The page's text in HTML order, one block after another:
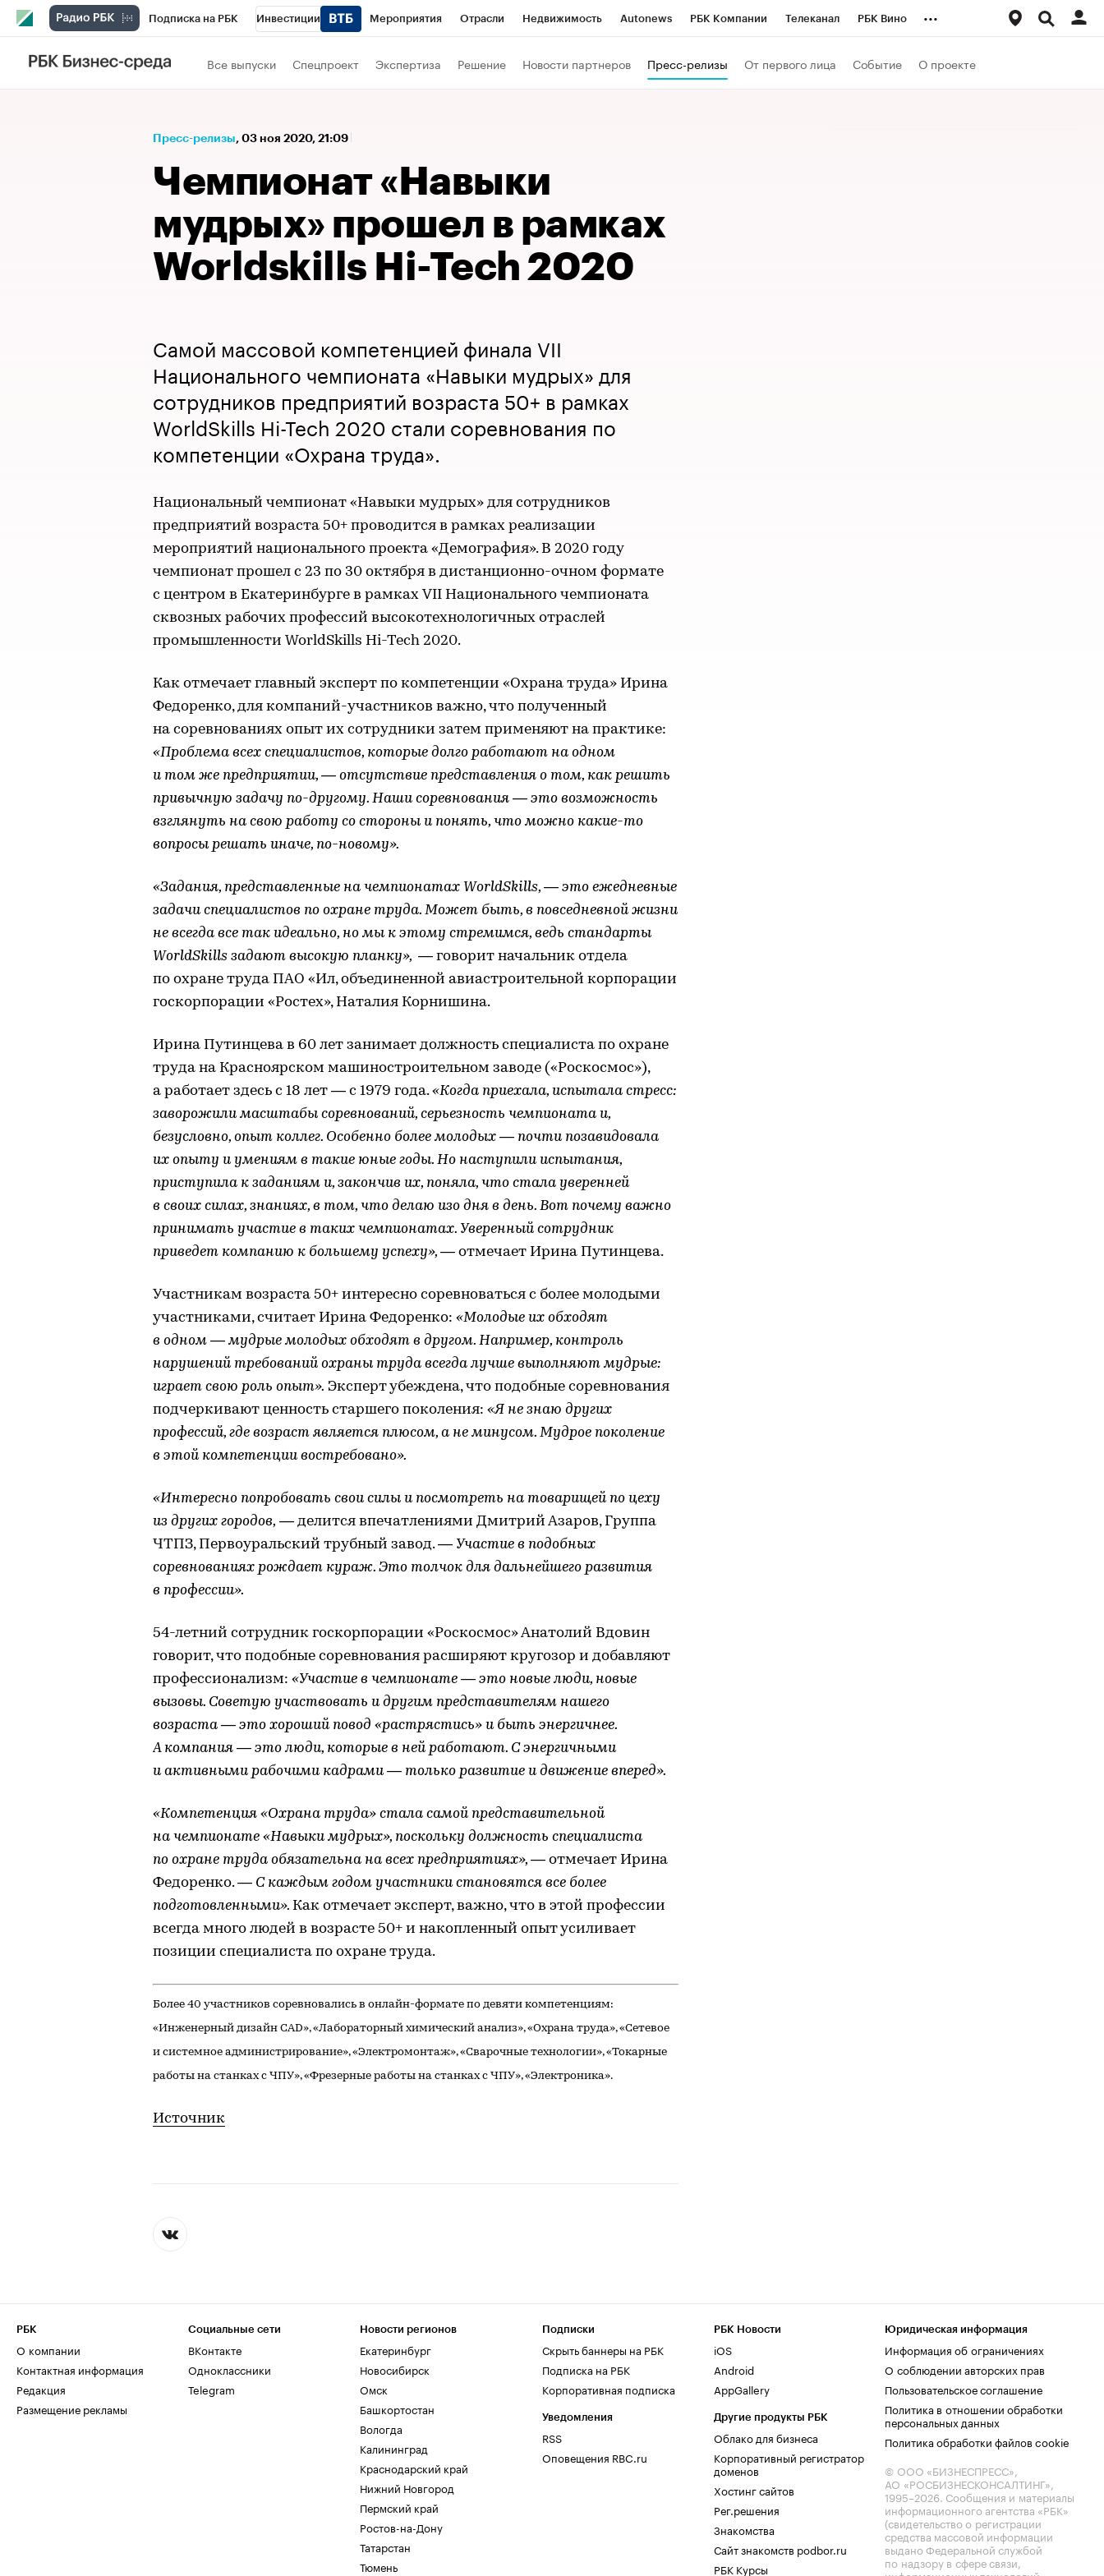
Подписка на РБК Инвестиции Мероприятия Отрасли Недвижимость Autonews РБК Компании Телеканал РБК Вино
Спорт
Технологии и медиа Рынок наличной валюты
...
Все выпуски Спецпроект Экспертиза Решение Новости партнеров Пресс-релизы От первого лица Событие О проекте
Пресс-релизы⁠, 03 ноя 2020, 21:09
Чемпионат «Навыки
мудрых» прошел в рамках
Worldskills Hi-Tech 2020
Самой массовой компетенцией финала VII
Национального чемпионата «Навыки мудрых» для
сотрудников предприятий возраста 50+ в рамках
WorldSkills Hi-Tech 2020 стали соревнования по
компетенции «Охрана труда».
Национальный чемпионат «Навыки мудрых» для сотрудников
предприятий возраста 50+ проводится в рамках реализации
мероприятий национального проекта «Демография». В 2020 году
чемпионат прошел с 23 по 30 октября в дистанционно-очном формате
с центром в Екатеринбурге в рамках VII Национального чемпионата
сквозных рабочих профессий высокотехнологичных отраслей
промышленности WorldSkills Hi-Tech 2020.
Как отмечает главный эксперт по компетенции «Охрана труда» Ирина
Федоренко, для компаний-участников важно, что полученный
на соревнованиях опыт их сотрудники затем применяют на практике:
«Проблема всех специалистов, которые долго работают на одном
и том же предприятии, — отсутствие представления о том, как решить
привычную задачу по-другому. Наши соревнования — это возможность
взглянуть на свою работу со стороны и понять, что можно какие-то
вопросы решать иначе, по-новому».
«Задания, представленные на чемпионатах WorldSkills, — это ежедневные
задачи специалистов по охране труда. Может быть, в повседневной жизни
не всегда все так идеально, но мы к этому стремимся, ведь стандарты
WorldSkills задают высокую планку», — говорит начальник отдела
по охране труда ПАО «Ил, объединенной авиастроительной корпорации
госкорпорации «Ростех», Наталия Корнишина.
Ирина Путинцева в 60 лет занимает должность специалиста по охране
труда на Красноярском машиностроительном заводе («Роскосмос»),
а работает здесь с 18 лет — с 1979 года.«Когда приехала, испытала стресс:
заворожили масштабы соревнований, серьезность чемпионата и,
безусловно, опыт коллег. Особенно более молодых — почти позавидовала
их опыту и умениям в такие юные годы. Но наступили испытания,
приступила к заданиям и, закончив их, поняла, что стала уверенней
в своих силах, знаниях, в том, что делаю изо дня в день. Вот почему важно
принимать участие в таких чемпионатах. Уверенный сотрудник
приведет компанию к большему успеху», — отмечает Ирина Путинцева.
Участникам возраста 50+ интересно соревноваться с более молодыми
участниками, считает Ирина Федоренко: «Молодые их обходят
в одном — мудрые молодых обходят в другом. Например, контроль
нарушений требований охраны труда всегда лучше выполняют мудрые:
играет свою роль опыт». Эксперт убеждена, что подобные соревнования
подчеркивают ценность старшего поколения: «Я не знаю других
профессий, где возраст является плюсом, а не минусом. Мудрое поколение
в этой компетенции востребовано».
«Интересно попробовать свои силы и посмотреть на товарищей по цеху
из других городов, — делится впечатлениями Дмитрий Азаров, Группа
ЧТПЗ, Первоуральский трубный завод. — Участие в подобных
соревнованиях рождает кураж. Это толчок для дальнейшего развития
в профессии».
54-летний сотрудник госкорпорации «Роскосмос» Анатолий Вдовин
говорит, что подобные соревнования расширяют кругозор и добавляют
профессионализм: «Участие в чемпионате — это новые люди, новые
вызовы. Советую участвовать и другим представителям нашего
возраста — это хороший повод «растрястись» и быть энергичнее.
А компания — это люди, которые в ней работают. С энергичными
и активными рабочими кадрами — только развитие и движение вперед».
«Компетенция «Охрана труда» стала самой представительной
на чемпионате «Навыки мудрых», поскольку должность специалиста
по охране труда обязательна на всех предприятиях», — отмечает Ирина
Федоренко. — С каждым годом участники становятся все более
подготовленными». Как отмечает эксперт, важно, что в этой профессии
всегда много людей в возрасте 50+ и накопленный опыт усиливает
позиции специалиста по охране труда.
Более 40 участников соревновались в онлайн-формате по девяти компетенциям:
«Инженерный дизайн CAD», «Лабораторный химический анализ», «Охрана труда», «Сетевое
и системное администрирование», «Электромонтаж», «Сварочные технологии», «Токарные
работы на станках с ЧПУ», «Фрезерные работы на станках с ЧПУ», «Электроника».
Источник
РБК
О компании
Контактная информация
Редакция
Размещение рекламы
Социальные сети
ВКонтакте
Одноклассники
Telegram
Новости регионов
Екатеринбург
Новосибирск
Омск
Башкортостан
Вологда
Калининград
Краснодарский край
Нижний Новгород
Пермский край
Ростов-на-Дону
Татарстан
Тюмень
Подписки
Скрыть баннеры на РБК
Подписка на РБК
Корпоративная подписка
Уведомления
RSS
Оповещения RBC.ru
РБК Новости
iOS
Android
AppGallery
Другие продукты РБК
Облако для бизнеса
Корпоративный регистратор
доменов
Хостинг сайтов
Рег.решения
Знакомства
Сайт знакомств podbor.ru
РБК Курсы
Юридическая информация
Информация об ограничениях
О соблюдении авторских прав
Пользовательское соглашение
Политика в отношении обработки
персональных данных
Политика обработки файлов cookie
© ООО «БИЗНЕСПРЕСС»,
АО «РОСБИЗНЕСКОНСАЛТИНГ»,
1995–2026. Сообщения и материалы
информационного агентства «РБК»
(свидетельство о регистрации
средства массовой информации
выдано Федеральной службой
по надзору в сфере связи,